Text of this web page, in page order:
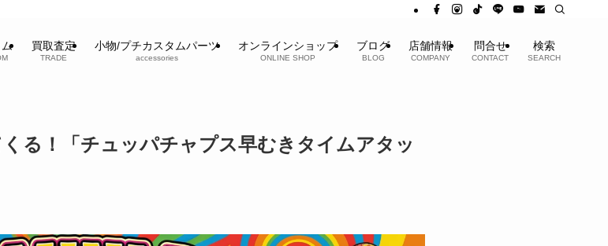
買取査定
TRADE
小物/プチカスタムパーツ
accessories
オンラインショップ
ONLINE SHOP
ブログ
BLOG
店舗情報
COMPANY
問合せ
CONTACT
検索
SEARCH
くる！「チュッパチャプス早むきタイムアタッ